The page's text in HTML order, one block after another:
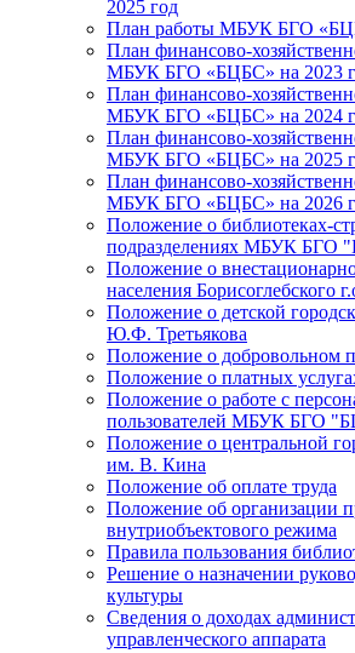
2025 год
План работы МБУК БГО
План финансово-
МБУК БГО «БЦБС» на 2023
План финансово-
МБУК БГО «БЦБС» на 2024
План финансово-
МБУК БГО «БЦБС» на 2025
План финансово-
МБУК БГО «БЦБС» на 2026
Положение о библиотеках-
подразделениях МБУК БГО
Положение о
населения Борисоглебского
Положение о детской
Ю.Ф. Третьякова
Положение о добровольном
Положение о платных
Положение о работе с
пользователей МБУК БГО
Положение о центральной
им. В. Кина
Положение об оплате труда
Положение об организации
внутриобъектового режима
Правила пользования
Решение о назначении
культуры
Сведения о доходах
управленческого аппарата